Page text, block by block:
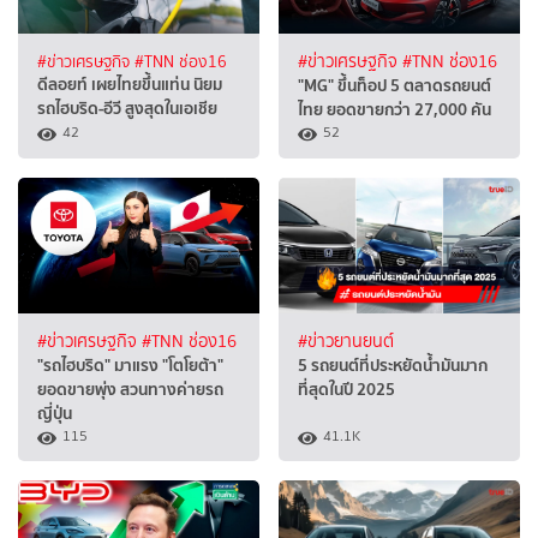
#ข่าวเศรษฐกิจ #TNN ช่อง16
ดีลอยท์ เผยไทยขึ้นแท่น นิยม
รถไฮบริด-อีวี สูงสุดในเอเชีย
42
#ข่าวเศรษฐกิจ #TNN ช่อง16
"MG" ขึ้นท็อป 5 ตลาดรถยนต์
ไทย ยอดขายกว่า 27,000 คัน
52
#ข่าวเศรษฐกิจ #TNN ช่อง16
"รถไฮบริด" มาแรง "โตโยต้า"
ยอดขายพุ่ง สวนทางค่ายรถ
ญี่ปุ่น
115
#ข่าวยานยนต์
5 รถยนต์ที่ประหยัดน้ำมันมาก
ที่สุดในปี 2025
41.1K